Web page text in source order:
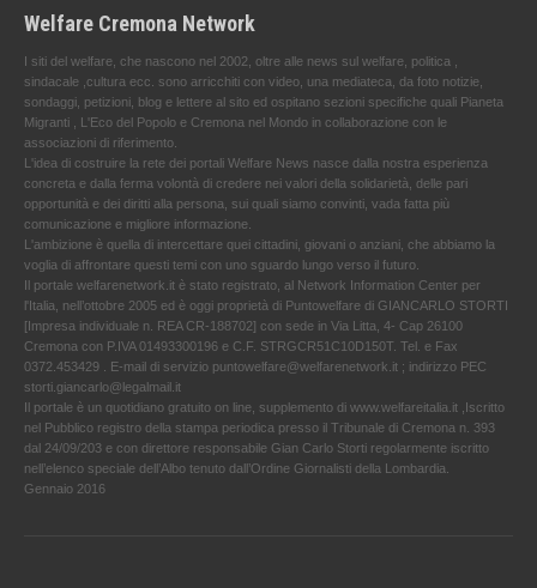
Welfare Cremona Network
I siti del welfare, che nascono nel 2002, oltre alle news sul welfare, politica ,
sindacale ,cultura ecc. sono arricchiti con video, una mediateca, da foto notizie,
sondaggi, petizioni, blog e lettere al sito ed ospitano sezioni specifiche quali Pianeta
Migranti , L'Eco del Popolo e Cremona nel Mondo in collaborazione con le
associazioni di riferimento.
L'idea di costruire la rete dei portali Welfare News nasce dalla nostra esperienza
concreta e dalla ferma volontà di credere nei valori della solidarietà, delle pari
opportunità e dei diritti alla persona, sui quali siamo convinti, vada fatta più
comunicazione e migliore informazione.
L'ambizione è quella di intercettare quei cittadini, giovani o anziani, che abbiamo la
voglia di affrontare questi temi con uno sguardo lungo verso il futuro.
Il portale welfarenetwork.it è stato registrato, al Network Information Center per
l'Italia, nell’ottobre 2005 ed è oggi proprietà di Puntowelfare di GIANCARLO STORTI
[Impresa individuale n. REA CR-188702] con sede in Via Litta, 4- Cap 26100
Cremona con P.IVA 01493300196 e C.F. STRGCR51C10D150T. Tel. e Fax
0372.453429 . E-mail di servizio puntowelfare@welfarenetwork.it ; indirizzo PEC
storti.giancarlo@legalmail.it
Il portale è un quotidiano gratuito on line, supplemento di www.welfareitalia.it ,Iscritto
nel Pubblico registro della stampa periodica presso il Tribunale di Cremona n. 393
dal 24/09/203 e con direttore responsabile Gian Carlo Storti regolarmente iscritto
nell’elenco speciale dell’Albo tenuto dall’Ordine Giornalisti della Lombardia.
Gennaio 2016